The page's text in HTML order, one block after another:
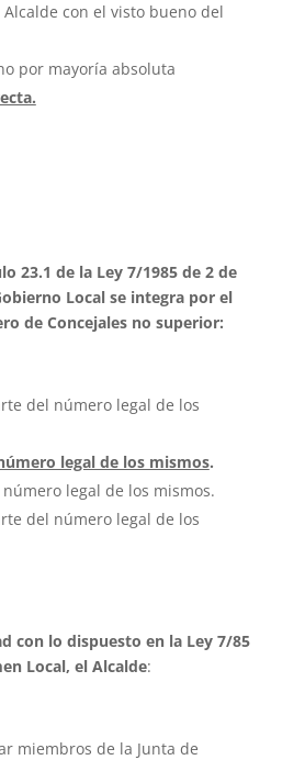
con el visto bueno del
por mayoría absoluta
23.1 de la Ley 7/1985 de 2 de
Local se integra por el
de Concejales no superior:
del número legal de los
legal de los mismos.
legal de los mismos.
del número legal de los
con lo dispuesto en la Ley 7/85
Local, el Alcalde:
miembros de la Junta de